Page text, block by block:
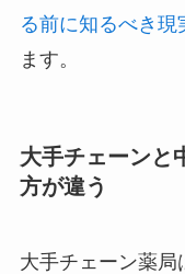
る前に知るべき
ます。
大手チェーンと
方が違う
大手チェーン薬局